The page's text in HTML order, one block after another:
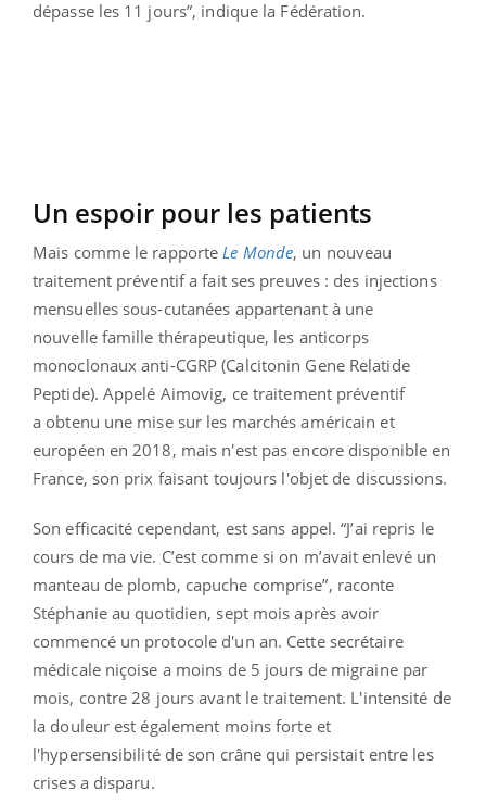
dépasse les 11 jours”, indique la Fédération.
Un espoir pour les patients
Mais comme le rapporte Le Monde, un nouveau
traitement préventif a fait ses preuves : des injections
mensuelles sous-cutanées appartenant à une
nouvelle famille thérapeutique, les anticorps
monoclonaux anti-CGRP (Calcitonin Gene Relatide
Peptide). Appelé Aimovig, ce traitement préventif
a obtenu une mise sur les marchés américain et
européen en 2018, mais n'est pas encore disponible en
France, son prix faisant toujours l'objet de discussions.
Son efficacité cependant, est sans appel. “J’ai repris le
cours de ma vie. C’est comme si on m’avait enlevé un
manteau de plomb, capuche comprise”, raconte
Stéphanie au quotidien, sept mois après avoir
commencé un protocole d'un an. Cette secrétaire
médicale niçoise a moins de 5 jours de migraine par
mois, contre 28 jours avant le traitement. L'intensité de
la douleur est également moins forte et
l'hypersensibilité de son crâne qui persistait entre les
crises a disparu.